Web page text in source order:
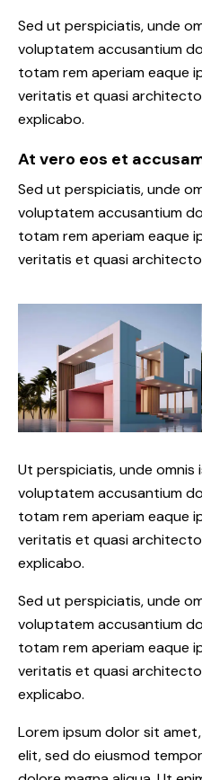
Sed ut perspiciatis, unde
voluptatem accusantium
totam rem aperiam eaque
veritatis et quasi
explicabo.
At vero eos et
Sed ut perspiciatis, unde
voluptatem accusantium
totam rem aperiam eaque
veritatis et quasi
Ut perspiciatis, unde
voluptatem accusantium
totam rem aperiam eaque
veritatis et quasi
explicabo.
Sed ut perspiciatis, unde
voluptatem accusantium
totam rem aperiam eaque
veritatis et quasi
explicabo.
Lorem ipsum dolor sit
elit, sed do eiusmod